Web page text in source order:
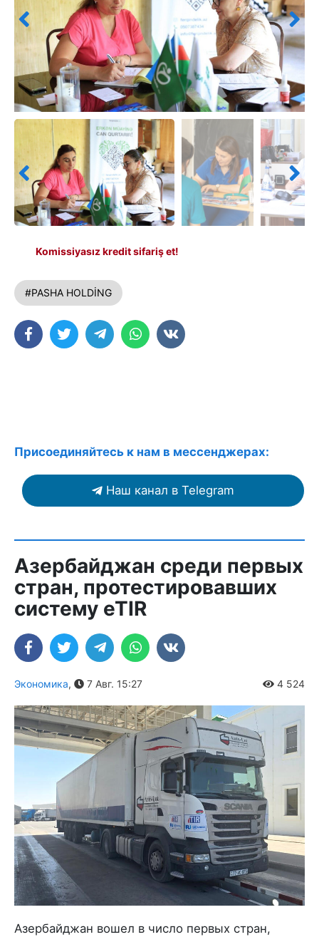
Komissiyasız kredit sifariş et!
#PASHA HOLDİNG
Присоединяйтесь к нам в мессенджерах:
Наш канал в Telegram
Азербайджан среди первых
стран, протестировавших
систему eTIR
Экономика, 7 Авг. 15:27 4 524
Азербайджан вошел в число первых стран,